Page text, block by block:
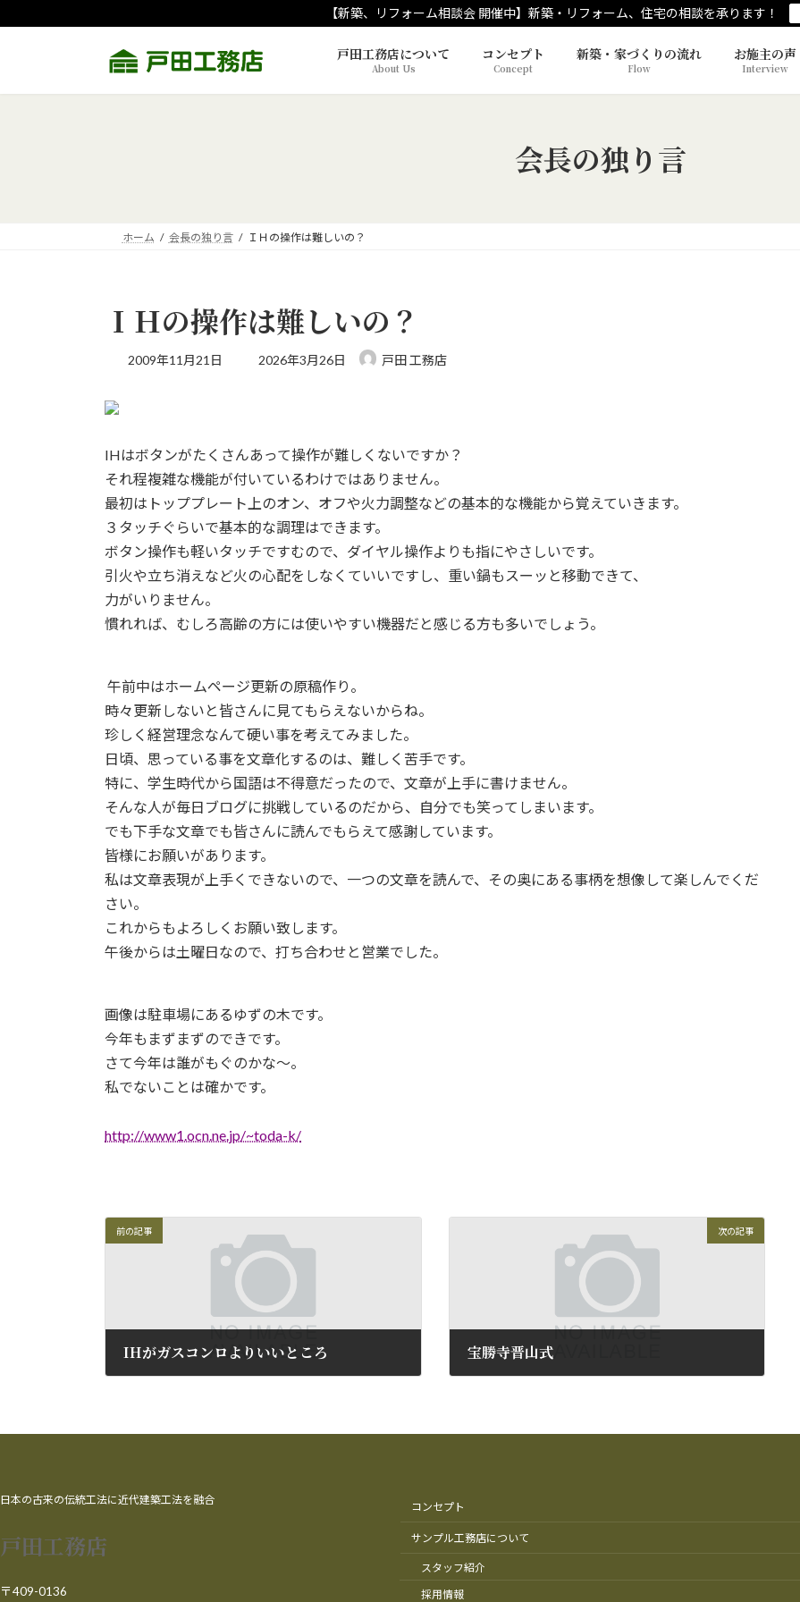
ン
ツ
ビ
シ
【新築、リフォーム相談会 開催中】新築・リフォーム、住宅の相談を承ります！
戸田工務店について
About Us
コンセプト
Concept
新築・家づくりの流れ
Flow
お施主の声
Interview
会長の独り言
ホーム 会長の独り言 ＩＨの操作は難しいの？
ＩＨの操作は難しいの？
2009年11月21日
最
:
2026年3月26日 戸田 工務店
IHはボタンがたくさんあって操作が難しくないですか？
それ程複雑な機能が付いているわけではありません。
最初はトッププレート上のオン、オフや火力調整などの基本的な機能から覚えていきます。
３タッチぐらいで基本的な調理はできます。
ボタン操作も軽いタッチですむので、ダイヤル操作よりも指にやさしいです。
引火や立ち消えなど火の心配をしなくていいですし、重い鍋もスーッと移動できて、
力がいりません。
慣れれば、むしろ高齢の方には使いやすい機器だと感じる方も多いでしょう。
午前中はホームページ更新の原稿作り。
時々更新しないと皆さんに見てもらえないからね。
珍しく経営理念なんて硬い事を考えてみました。
日頃、思っている事を文章化するのは、難しく苦手です。
特に、学生時代から国語は不得意だったので、文章が上手に書けません。
そんな人が毎日ブログに挑戦しているのだから、自分でも笑ってしまいます。
でも下手な文章でも皆さんに読んでもらえて感謝しています。
皆様にお願いがあります。
私は文章表現が上手くできないので、一つの文章を読んで、その奥にある事柄を想像して楽しんでくだ
さい。
これからもよろしくお願い致します。
午後からは土曜日なので、打ち合わせと営業でした。
画像は駐車場にあるゆずの木です。
今年もまずまずのできです。
さて今年は誰がもぐのかな〜。
私でないことは確かです。
http://www1.ocn.ne.jp/~toda-k/
前の記事
IHがガスコンロよりいいところ
次の記事
宝勝寺晋山式
日本の古来の伝統工法に近代建築工法を融合
戸田工務店
〒409-0136
コンセプト
サンプル工務店について
スタッフ紹介
採用情報